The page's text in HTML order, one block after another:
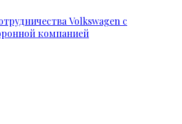
Volkswagen с
компанией